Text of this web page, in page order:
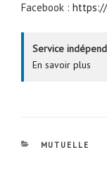
Facebook : https://
Service
En savoir plus
CATÉGORIES
MUTUELLE